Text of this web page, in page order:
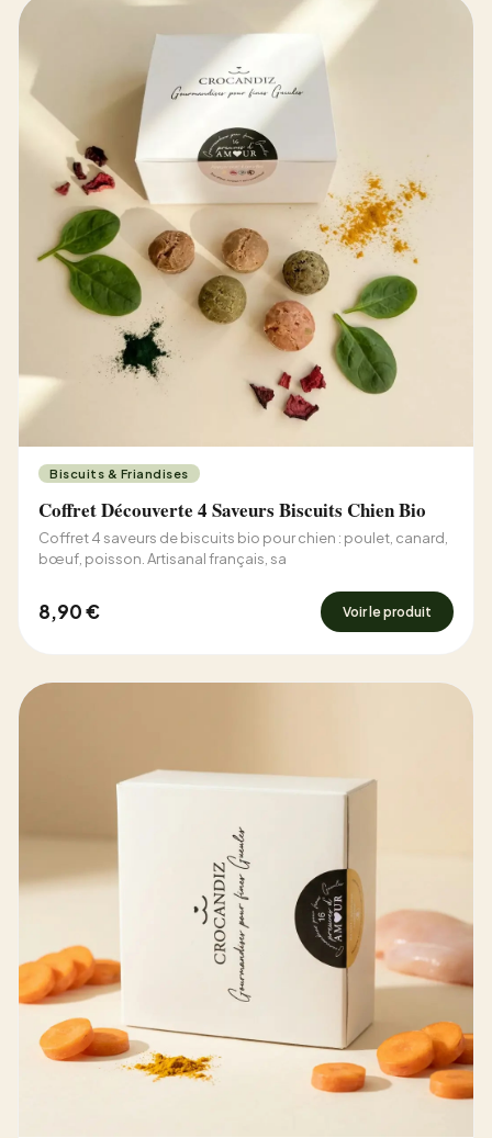
Biscuits & Friandises
Coffret Découverte 4 Saveurs Biscuits Chien Bio
Coffret 4 saveurs de biscuits bio pour chien : poulet, canard,
bœuf, poisson. Artisanal français, sa
8,90 € Voir le produit